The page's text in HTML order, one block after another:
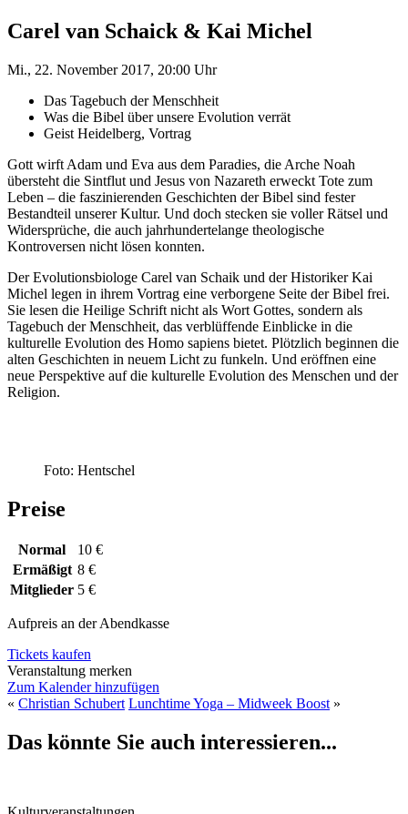
Carel van Schaick & Kai Michel
Mi., 22. November 2017, 20:00 Uhr
Das Tagebuch der Menschheit
Was die Bibel über unsere Evolution verrät
Geist Heidelberg, Vortrag
Gott wirft Adam und Eva aus dem Paradies, die Arche Noah
übersteht die Sintflut und Jesus von Nazareth erweckt Tote zum
Leben – die faszinierenden Geschichten der Bibel sind fester
Bestandteil unserer Kultur. Und doch stecken sie voller Rätsel und
Widersprüche, die auch jahrhundertelange theologische
Kontroversen nicht lösen konnten.
Der Evolutionsbiologe Carel van Schaik und der Historiker Kai
Michel legen in ihrem Vortrag eine verborgene Seite der Bibel frei.
Sie lesen die Heilige Schrift nicht als Wort Gottes, sondern als
Tagebuch der Menschheit, das verblüffende Einblicke in die
kulturelle Evolution des Homo sapiens bietet. Plötzlich beginnen die
alten Geschichten in neuem Licht zu funkeln. Und eröffnen eine
neue Perspektive auf die kulturelle Evolution des Menschen und der
Religion.
Foto: Hentschel
Preise
Normal
10 €
Ermäßigt 8 €
Mitglieder 5 €
Aufpreis an der Abendkasse
Tickets kaufen
Veranstaltung merken
Zum Kalender hinzufügen
« Christian Schubert Lunchtime Yoga – Midweek Boost»
Das könnte Sie auch interessieren...